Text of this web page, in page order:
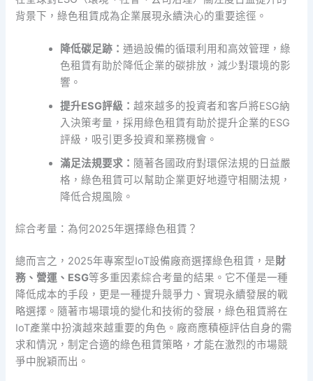
背景下，綠色租賃成為企業展現永續決心的重要途徑。
降低碳足跡：通過設備的循環利用和高效管理，綠
色租賃有助於降低企業的碳排放，減少對環境的影
響。
提升ESG評級：越來越多的投資者和客戶將ESG納
入決策考量，採用綠色租賃有助於提升企業的ESG
評級，吸引更多投資和業務機會。
滿足法規要求： 隨著各國政府對環保法規的日益嚴
格，綠色租賃可以幫助企業更好地遵守相關法規，
降低合規風險。
綜合考量：為何2025年選擇綠色租賃？
總而言之，2025年專案型IoT設備廠商選擇綠色租賃，是財
務、營運、ESG等多重因素綜合考量的結果。它不僅是一種
降低成本的手段，更是一種提升競爭力、實現永續發展的戰
略選擇。隨著市場環境的變化和技術的發展，綠色租賃將在
IoT產業中扮演越來越重要的角色。廠商應積極評估自身的需
求和情況，制定合適的綠色租賃策略，才能在激烈的市場競
爭中脫穎而出。